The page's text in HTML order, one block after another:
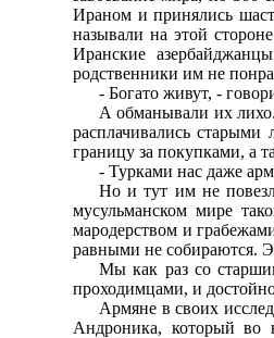
Ираном и принялись
называли на этой
Иранские
родственники им не
- Богато живут, -
А обманывали их лихо.
расплачивались
границу за покупками, а
- Турками нас даже
Но и тут им не
мусульманском мире
мародерством и
равными не собираются.
Мы как раз со
проходимцами, и
Армяне в своих
Андроника, который во